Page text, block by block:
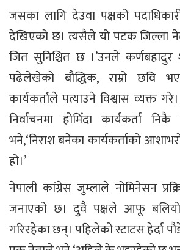
जसका लागि देउवा पक्षको
देखिएको छ। त्यसैले यो पटक जिल्ला
जित सुनिश्चित छ ।’उनले कर्णबहादुर
पढेलेखेको बौद्धिक, राम्रो छवि
कार्यकर्ताले पत्याउने विश्वास व्यक्त
निर्वाचनमा होमिँदा कार्यकर्ता
भने,‘निराश बनेका कार्यकर्ताको
हो।’
नेपाली कांग्रेस जुम्लाले नोमिनेसन
जनाएको छ। दुवै पक्षले आफू बलियो
गरिरहेका छन्। पहिलेको स्टाटस हेर्दा